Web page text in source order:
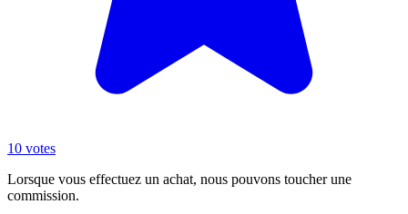
10 votes
Lorsque vous effectuez un achat, nous pouvons toucher une
commission.